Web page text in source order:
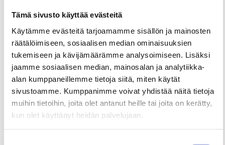
Tämä sivusto käyttää evästeitä
Käytämme evästeitä tarjoamamme sisällön ja mainosten
räätälöimiseen, sosiaalisen median ominaisuuksien
tukemiseen ja kävijämäärämme analysoimiseen. Lisäksi
jaamme sosiaalisen median, mainosalan ja analytiikka-
alan kumppaneillemme tietoja siitä, miten käytät
sivustoamme. Kumppanimme voivat yhdistää näitä tietoja
muihin tietoihin, joita olet antanut heille tai joita on kerätty,
kun olet käyttänyt heidän palvelujaan.
Viikinsaaren rantasauna– Sauna Tampereen
vehreässä keitaassa keskellä Pyhäjärven kauneinta
luontoa. Yleisövuoroja on kesäkaudella
laivaliikennöinnin mukaan. Lisätiedot ja
poikkeusaukioloajat löydättäältä.
Tutustu myös seudun yleisiin saunoihin
täällä.
Tampereella joka päivä on saunapäivä.
Tervetuloa lämpöihimme!